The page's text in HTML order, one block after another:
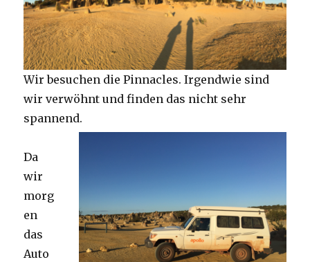
Wir besuchen die Pinnacles. Irgendwie sind
wir verwöhnt und finden das nicht sehr
spannend.
Da
wir
morg
en
das
Auto